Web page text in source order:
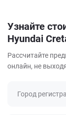
Узнайте
Hyundai
Рассчитайте
онлайн, не
Город